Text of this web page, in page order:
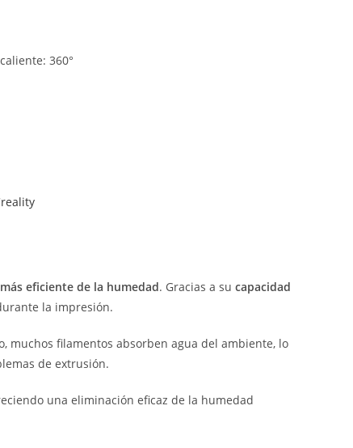
360°
eficiente de la humedad. Gracias a su capacidad
la impresión.
muchos filamentos absorben agua del ambiente, lo
de extrusión.
una eliminación eficaz de la humedad